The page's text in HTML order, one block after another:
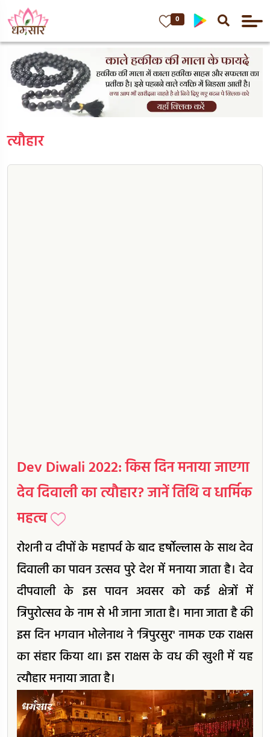
0
त्यौहार
Dev Diwali 2022: किस दिन मनाया जाएगा
देव दिवाली का त्यौहार? जानें तिथि व धार्मिक
महत्व
रोशनी व दीपों के महापर्व के बाद हर्षोल्लास के साथ देव
दिवाली का पावन उत्सव पुरे देश में मनाया जाता है। देव
दीपवाली के इस पावन अवसर को कई क्षेत्रों में
त्रिपुरोत्सव के नाम से भी जाना जाता है। माना जाता है की
इस दिन भगवान भोलेनाथ ने 'त्रिपुरसुर' नामक एक राक्षस
का संहार किया था। इस राक्षस के वध की खुशी में यह
त्यौहार मनाया जाता है।